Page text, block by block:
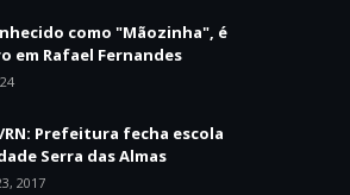
como "Mãozinha", é
em Rafael Fernandes
RN: Prefeitura fecha escola
Serra das Almas
2017